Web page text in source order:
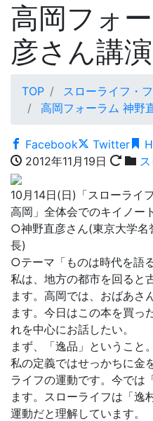
高岡フォ
彦さん講演
TOP
スローライフ・
高岡フォーラム 神野
Facebook Twitter
2012年11月19日
10月14日(日)「スローライ
高岡」全体会でのキイノー
○神野直彦さん(東京大学名
長)
○テーマ「ものは時代を語
私は、地方の都市を回ると
ます。高岡では、おばあさ
ます。今日はこの本を買っ
れを中心にお話したい。
まず、「逸品」ということ
私の定義ではせっかちに金
ライフの運動です。今では
ます。スローライフは「逸
運動だと理解しています。